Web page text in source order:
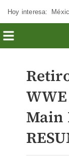
Hoy interesa:
Main